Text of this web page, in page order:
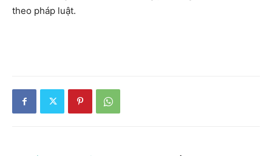
theo pháp luật.